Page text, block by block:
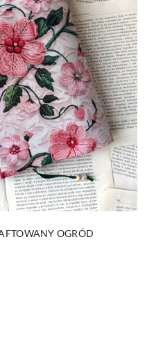
OGRÓD